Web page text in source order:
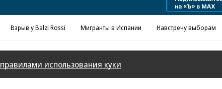
Взрыв у Balzi Rossi Мигранты в Испании Навстречу выборам
правилами использования куки